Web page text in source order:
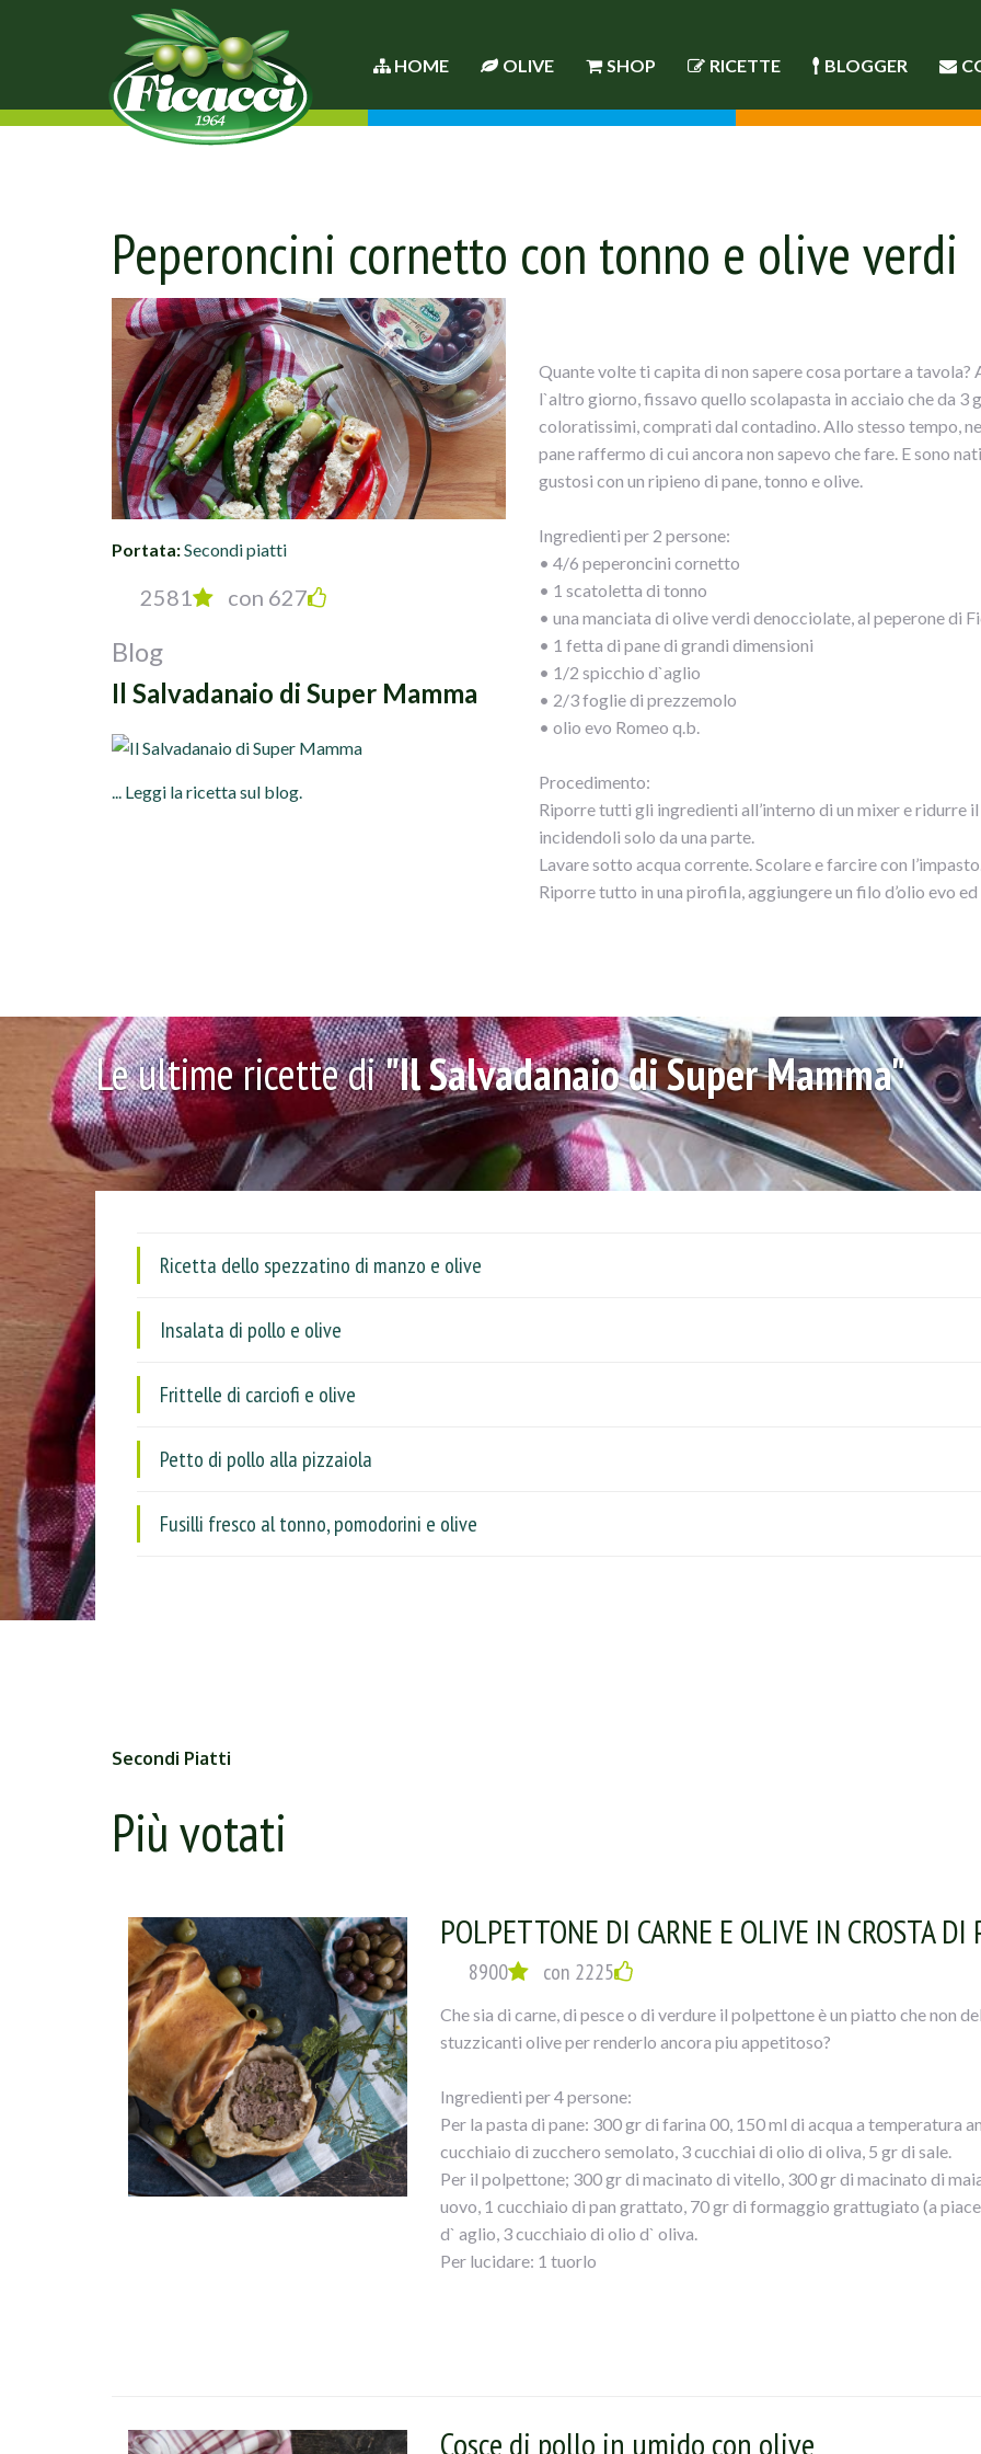
HOME OLIVE SHOP RICETTE BLOGGER
Peperoncini cornetto con tonno e olive verdi
Portata:Secondi piatti
2581 con 627
Blog
Il Salvadanaio di Super Mamma
... Leggi la ricetta sul blog.
Quante volte ti capita di non sapere cosa portare a tavola?
l`altro giorno, fissavo quello scolapasta in acciaio che da
coloratissimi, comprati dal contadino. Allo stesso tempo,
pane raffermo di cui ancora non sapevo che fare. E sono
gustosi con un ripieno di pane, tonno e olive.
Ingredienti per 2 persone:
• 4/6 peperoncini cornetto
• 1 scatoletta di tonno
• una manciata di olive verdi denocciolate, al peperone di
• 1 fetta di pane di grandi dimensioni
• 1/2 spicchio d`aglio
• 2/3 foglie di prezzemolo
• olio evo Romeo q.b.
Procedimento:
Riporre tutti gli ingredienti all’interno di un mixer e ridurre
incidendoli solo da una parte.
Lavare sotto acqua corrente. Scolare e farcire con
Riporre tutto in una pirofila, aggiungere un filo d’olio evo
Le ultime ricette di"Il Salvadanaio di Super Mamma"
Ricetta dello spezzatino di manzo e olive
Insalata di pollo e olive
Frittelle di carciofi e olive
Petto di pollo alla pizzaiola
Fusilli fresco al tonno, pomodorini e olive
Secondi Piatti
Più votati
POLPETTONE DI CARNE E OLIVE IN CROSTA DI
8900 con 2225
Che sia di carne, di pesce o di verdure il polpettone è un piatto che non
stuzzicanti olive per renderlo ancora piu appetitoso?
Ingredienti per 4 persone:
Per la pasta di pane: 300 gr di farina 00, 150 ml di acqua a temperatura
cucchiaio di zucchero semolato, 3 cucchiai di olio di oliva, 5 gr di sale.
Per il polpettone; 300 gr di macinato di vitello, 300 gr di macinato di
uovo, 1 cucchiaio di pan grattato, 70 gr di formaggio grattugiato (a
d` aglio, 3 cucchiaio di olio d` oliva.
Per lucidare: 1 tuorlo
Cosce di pollo in umido con olive